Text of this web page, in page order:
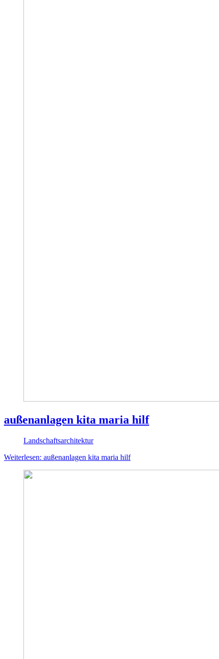
außenanlagen kita maria hilf
Landschafts­architektur
Weiterlesen: außenanlagen kita maria hilf